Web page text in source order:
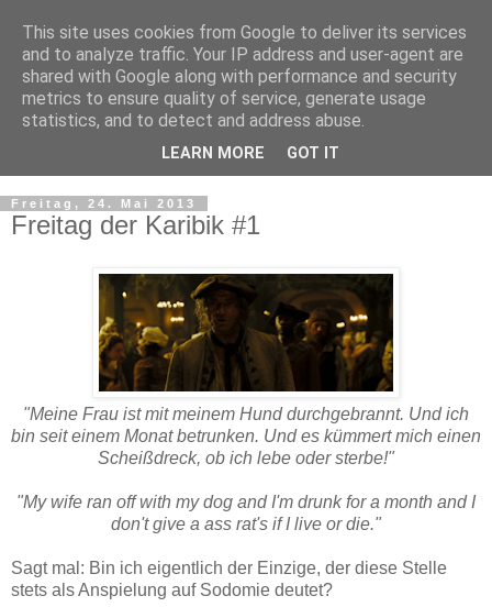
Freitag, 24. Mai 2013
Freitag der Karibik #1
"Meine Frau ist mit meinem Hund durchgebrannt. Und ich
bin seit einem Monat betrunken. Und es kümmert mich einen
Scheißdreck, ob ich lebe oder sterbe!"
"My wife ran off with my dog and I'm drunk for a month and I
don't give a ass rat's if I live or die."
Sagt mal: Bin ich eigentlich der Einzige, der diese Stelle
stets als Anspielung auf Sodomie deutet?
This site uses cookies from Google to deliver its services
and to analyze traffic. Your IP address and user-agent are
shared with Google along with performance and security
metrics to ensure quality of service, generate usage
statistics, and to detect and address abuse.
LEARN MORE GOT IT